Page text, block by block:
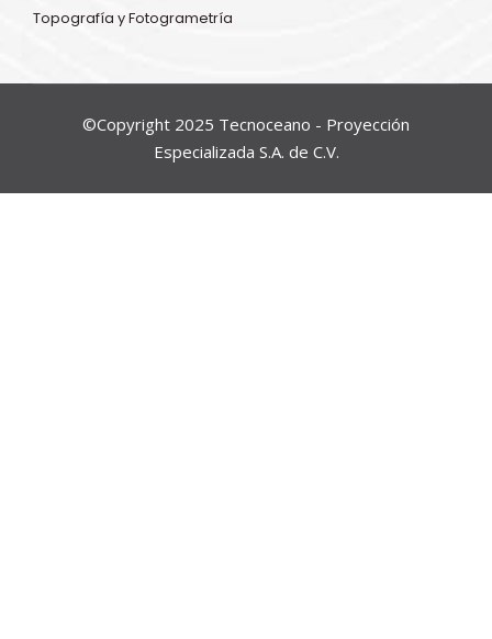
Topografía y Fotogrametría
©Copyright 2025 Tecnoceano - Proyección
Especializada S.A. de C.V.